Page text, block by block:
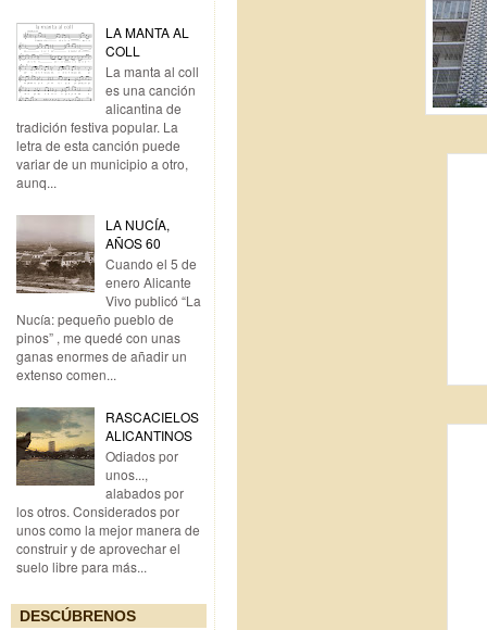
LA MANTA AL
COLL
La manta al coll
es una canción
alicantina de
tradición festiva popular. La
letra de esta canción puede
variar de un municipio a otro,
aunq...
LA NUCÍA,
AÑOS 60
Cuando el 5 de
enero Alicante
Vivo publicó “La
Nucía: pequeño pueblo de
pinos” , me quedé con unas
ganas enormes de añadir un
extenso comen...
RASCACIELOS
ALICANTINOS
Odiados por
unos...,
alabados por
los otros. Considerados por
unos como la mejor manera de
construir y de aprovechar el
suelo libre para más...
DESCÚBRENOS